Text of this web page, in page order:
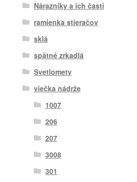
Nárazníky a ich časti
ramienka stieračov
sklá
spätné zrkadlá
Svetlomety
viečka nádrže
1007
206
207
3008
301